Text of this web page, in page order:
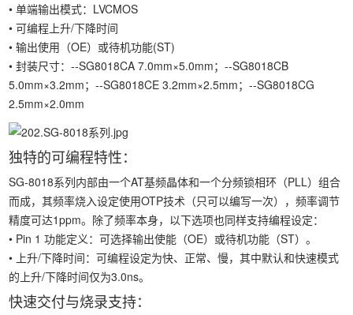
• 单端输出模式：LVCMOS
• 可编程上升/下降时间
• 输出使用（OE）或待机功能(ST)
• 封装尺寸：--SG8018CA 7.0mm×5.0mm；--SG8018CB
5.0mm×3.2mm；--SG8018CE 3.2mm×2.5mm；--SG8018CG
2.5mm×2.0mm
独特的可编程特性：
SG-8018系列内部由一个AT基频晶体和一个分频锁相环（PLL）组合
而成，其频率烧入设定使用OTP技术（只可以编写一次），频率调节
精度可达1ppm。除了频率本身，以下选项也同样支持编程设定：
• Pin 1 功能定义：可选择输出使能（OE）或待机功能（ST）。
• 上升/下降时间：可编程设定为快、正常、慢，其中默认和快速模式
的上升/下降时间仅为3.0ns。
快速交付与烧录支持：